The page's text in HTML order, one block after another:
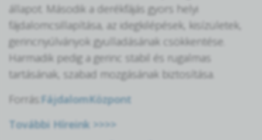
állapot. Második a derékfájás gyors helyi
fájdalomcsillapítása, az idegkilépések, kisízületek,
gerincnyúlványok gyulladásának csökkentése.
Harmadik pedig a gerinc stabil és rugalmas
tartásának, szabad mozgásának biztosítása.
Forrás: FájdalomKözpont
További Híreink >>>>